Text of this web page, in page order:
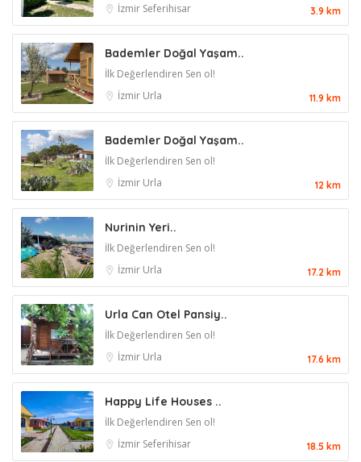
İzmir Seferihisar 3.9 km
Bademler Doğal Yaşam..
İlk Değerlendiren Sen ol!
İzmir Urla 11.9 km
Bademler Doğal Yaşam..
İlk Değerlendiren Sen ol!
İzmir Urla 12 km
Nurinin Yeri..
İlk Değerlendiren Sen ol!
İzmir Urla 17.2 km
Urla Can Otel Pansiy..
İlk Değerlendiren Sen ol!
İzmir Urla 17.6 km
Happy Life Houses ..
İlk Değerlendiren Sen ol!
İzmir Seferihisar 18.5 km